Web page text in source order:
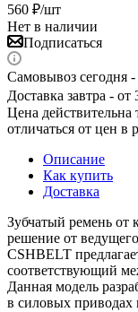
560 ₽/шт
Нет в наличии
Подписаться
Самовывоз сегодня -
Доставка завтра - от
Цена действительна
отличаться от цен в
Описание
Как купить
Доставка
Зубчатый ремень от
решение от
CSHBELT
соответствующий
Данная модель
в силовых приводах